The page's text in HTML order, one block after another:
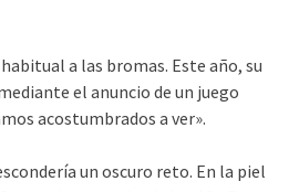
a las bromas. Este año, su
el anuncio de un juego
acostumbrados a ver».
un oscuro reto. En la piel